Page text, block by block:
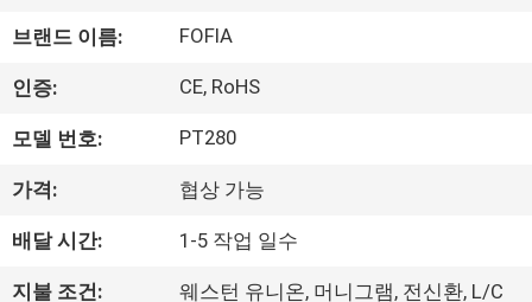
동
영
상
우
리
브랜드 이름: FOFIA
인증: CE, RoHS
모델 번호: PT280
가격: 협상 가능
배달 시간: 1-5 작업 일수
지불 조건:
웨스턴 유니온, 머니그램, 전신환, L/C